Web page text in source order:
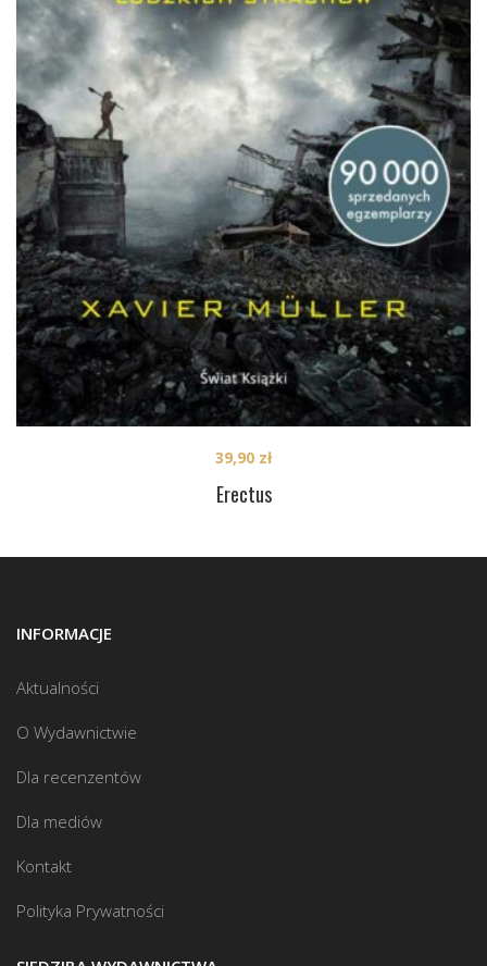
Erectus
39,90 zł
INFORMACJE
Aktualności
O Wydawnictwie
Dla recenzentów
Dla mediów
Kontakt
Polityka Prywatności